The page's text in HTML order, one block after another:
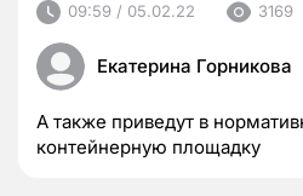
09:59 / 05.02.22 3169
Екатерина Горникова
А также приведут в
контейнерную площадку